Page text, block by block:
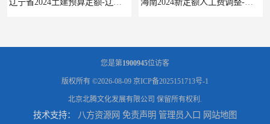
您是第1900945位访客
版权所有 ©2026-08-09 京ICP备2025151713号-1
北京北腾文化发展有限公司 保留所有权利.
技术支持： 八方资源网 免责声明 管理员入口 网站地图